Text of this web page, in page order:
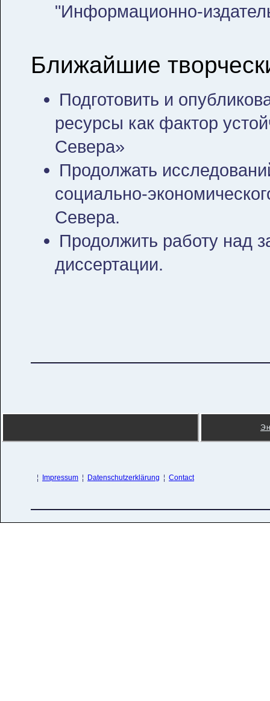
"Информационно-
Ближайшие
Подготовить и
ресурсы как фактор
Севера»
Продолжать
социально-
Севера.
Продолжить работу над
диссертации.
¦ Impressum ¦ Datenschutzerklärung ¦ Contact